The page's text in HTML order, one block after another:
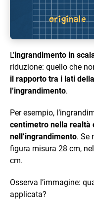
L’ingrandimento in
riduzione: quello che
il rapporto tra i lati
l’ingrandimento.
Per esempio,
centimetro nella realtà
nell’ingrandimento. Se
figura misura 28 cm,
cm.
Osserva l’immagine:
applicata?